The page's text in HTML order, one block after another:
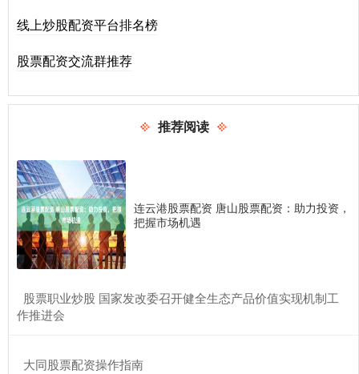
线上炒股配资平台排名榜
股票配资交流群推荐
推荐阅读
连云港股票配资 唐山股票配资：助力投资，
把握市场机遇
​股票职业炒股 国家发改委召开健全生态产品价值实现机制工
作推进会
​大同股票配资操作指南